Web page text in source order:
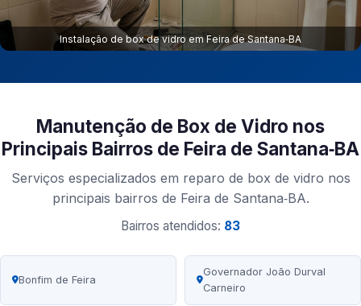
Instalação de box de vidro em Feira de Santana‑BA
Manutenção de Box de Vidro nos
Principais Bairros de Feira de Santana‑BA
Serviços especializados em reparo de box de vidro nos
principais bairros de Feira de Santana‑BA.
Bairros atendidos: 83
Bonfim de Feira
Governador João Durval
Carneiro